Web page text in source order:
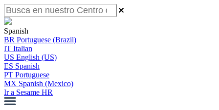
Spanish
BR Portuguese (Brazil)
IT Italian
US English (US)
ES Spanish
PT Portuguese
MX Spanish (Mexico)
Ir a Sesame HR